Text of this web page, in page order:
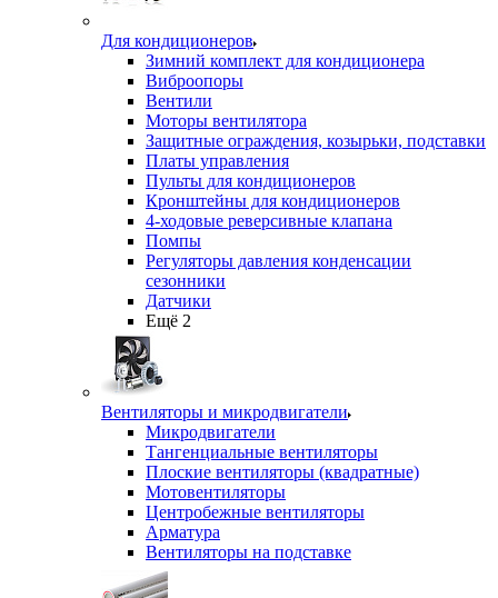
Для кондиционеров
Зимний комплект для кондиционера
Виброопоры
Вентили
Моторы вентилятора
Защитные ограждения, козырьки, подставки
Платы управления
Пульты для кондиционеров
Кронштейны для кондиционеров
4-ходовые реверсивные клапана
Помпы
Регуляторы давления конденсации
сезонники
Датчики
Ещё 2
Вентиляторы и микродвигатели
Микродвигатели
Тангенциальные вентиляторы
Плоские вентиляторы (квадратные)
Мотовентиляторы
Центробежные вентиляторы
Арматура
Вентиляторы на подставке